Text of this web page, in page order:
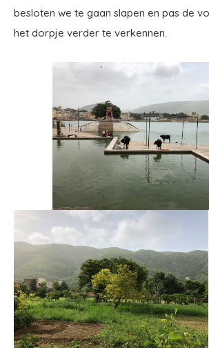
besloten we te gaan slapen en pas de
het dorpje verder te verkennen.